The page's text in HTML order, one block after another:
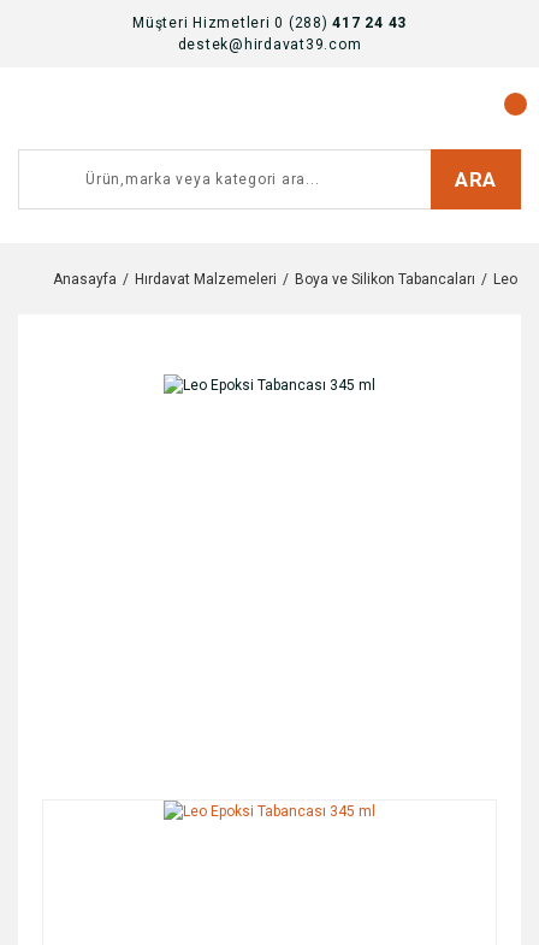
Müşteri Hizmetleri 0 (288)417 24 43
destek@hirdavat39.com
ARA
Anasayfa Hırdavat Malzemeleri Boya ve Silikon Tabancaları Leo